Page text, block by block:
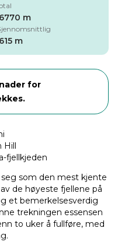
m
m
for
Hill
fjellkjeden
som den mest kjente
de høyeste fjellene på
et bemerkelsesverdig
trekningen essensen
to uker å fullføre, med